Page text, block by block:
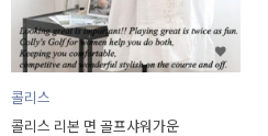
콜리스
콜리스 리본 면 골프샤워가운